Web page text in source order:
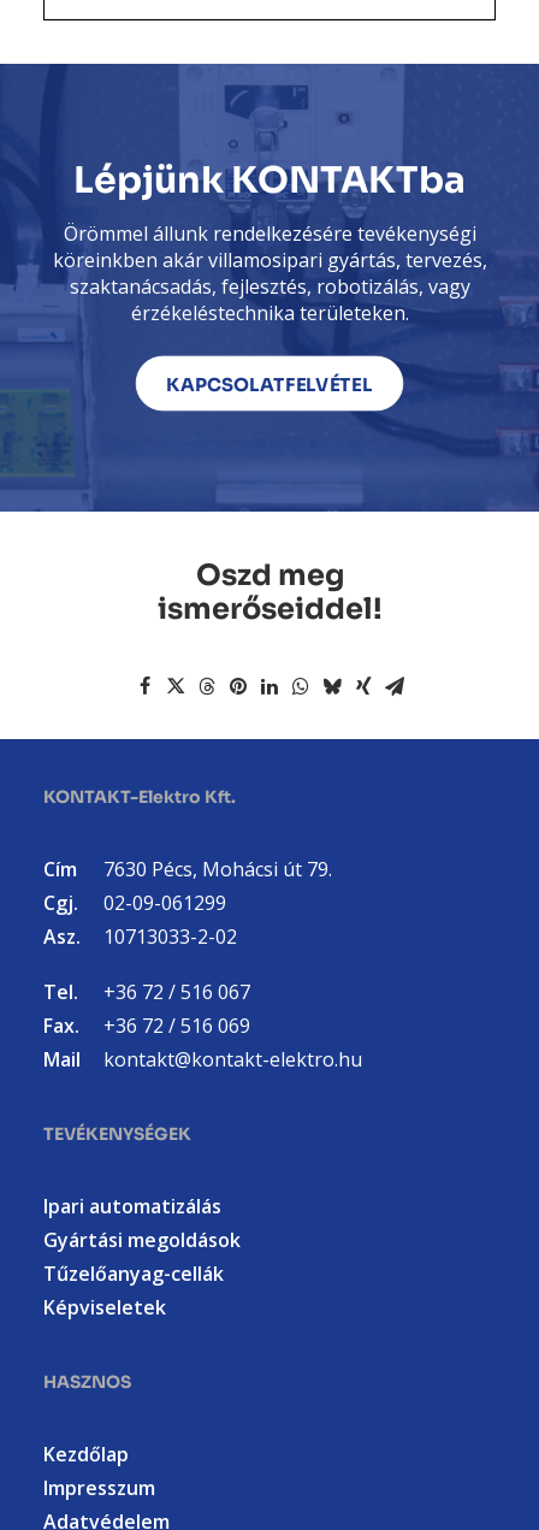
Lépjünk KONTAKTba
Örömmel állunk rendelkezésére tevékenységi
köreinkben akár villamosipari gyártás, tervezés,
szaktanácsadás, fejlesztés, robotizálás, vagy
érzékeléstechnika területeken.
KAPCSOLATFELVÉTEL
Oszd meg
ismerőseiddel!
KONTAKT-Elektro Kft.
Cím
7630 Pécs, Mohácsi út 79.
Cgj.
02-09-061299
Asz.
10713033-2-02
Tel.
+36 72 / 516 067
Fax.
+36 72 / 516 069
Mail
kontakt@kontakt-elektro.hu
TEVÉKENYSÉGEK
Ipari automatizálás
Gyártási megoldások
Tűzelőanyag-cellák
Képviseletek
HASZNOS
Kezdőlap
Impresszum
Adatvédelem